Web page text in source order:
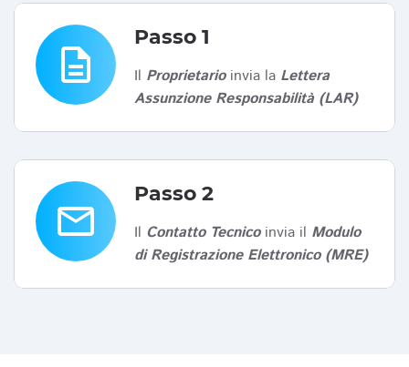
description
Passo 1
Il Proprietarioinvia la Lettera
Assunzione Responsabilità (LAR)
email
Passo 2
Il Contatto Tecnicoinvia il Modulo
di Registrazione Elettronico (MRE)